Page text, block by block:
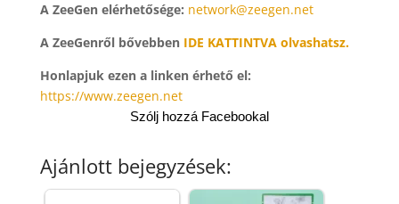
A ZeeGen elérhetősége: network@zeegen.net
A ZeeGenről bővebben IDE KATTINTVA olvashatsz.
Honlapjuk ezen a linken érhető el:
https://www.zeegen.net
Szólj hozzá Facebookal
Ajánlott bejegyzések: